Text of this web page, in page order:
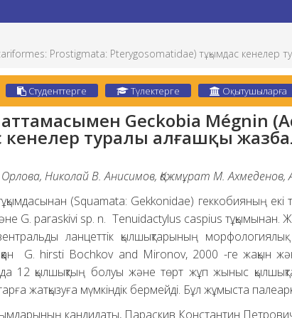
Prostigmata: Pterygosomatidae) тұқымдас кенелер
Студенттерге Түлектерге Оқытушыларға
Geckobia Mégnin
туралы алғашқы
Николай В. Анисимов, Қажмұрат М.
(Squamata: Gekkonidae) геккобияның екі
G. paraskivi sp. n. Tenuidactylus caspius тұқымынан.
ланцеттік қылшықтарының морфологиялық
G. hirsti Bochkov and Mironov, 2000 -ге жақын
12 қылшықтың болуы және төрт жұп жыныс
жатқызуға мүмкіндік бермейді. Бұл жұмыста
кандидаты, Параскив Константин